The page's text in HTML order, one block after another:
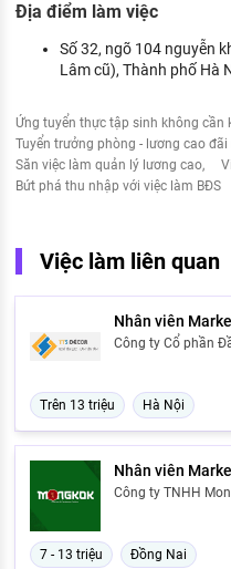
Địa điểm làm việc
Số 32, ngõ 104 nguyễn
Lâm cũ), Thành phố Hà
Ứng tuyển thực tập sinh không cần
Tuyển trưởng phòng - lương cao
Săn việc làm quản lý lương cao
Bứt phá thu nhập với việc làm BĐS
Việc làm liên quan
Nhân viên
Công ty Cổ phần
Trên 13 triệu Hà Nội
Nhân viên
Công ty TNHH
7 - 13 triệu Đồng Nai